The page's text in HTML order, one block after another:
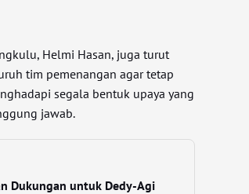
Helmi Hasan, juga turut
tim pemenangan agar tetap
segala bentuk upaya yang
jawab.
Dukungan untuk Dedy-Agi